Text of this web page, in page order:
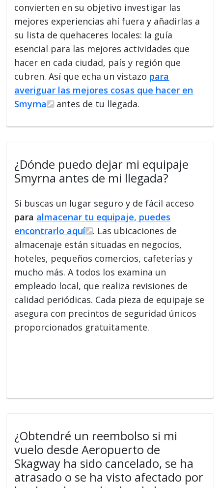
convierten en su objetivo investigar las
mejores experiencias ahí fuera y añadirlas a
su lista de quehaceres locales: la guía
esencial para las mejores actividades que
hacer en cada ciudad, país y región que
cubren. Así que echa un vistazo para
averiguar las mejores cosas que hacer en
Smyrna
antes de tu llegada.
¿Dónde puedo dejar mi equipaje
Smyrna antes de mi llegada?
Si buscas un lugar seguro y de fácil acceso
para almacenar tu equipaje, puedes
encontrarlo aquí
. Las ubicaciones de
almacenaje están situadas en negocios,
hoteles, pequeños comercios, cafeterías y
mucho más. A todos los examina un
empleado local, que realiza revisiones de
calidad periódicas. Cada pieza de equipaje se
asegura con precintos de seguridad únicos
proporcionados gratuitamente.
¿Obtendré un reembolso si mi
vuelo desde Aeropuerto de
Skagway ha sido cancelado, se ha
atrasado o se ha visto afectado por